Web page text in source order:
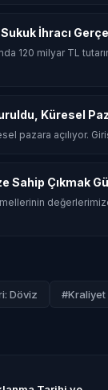
İhracı
120 milyar TL
Küresel
pazara açılıyor.
Sahip Çıkmak
Döviz #Kraliyet